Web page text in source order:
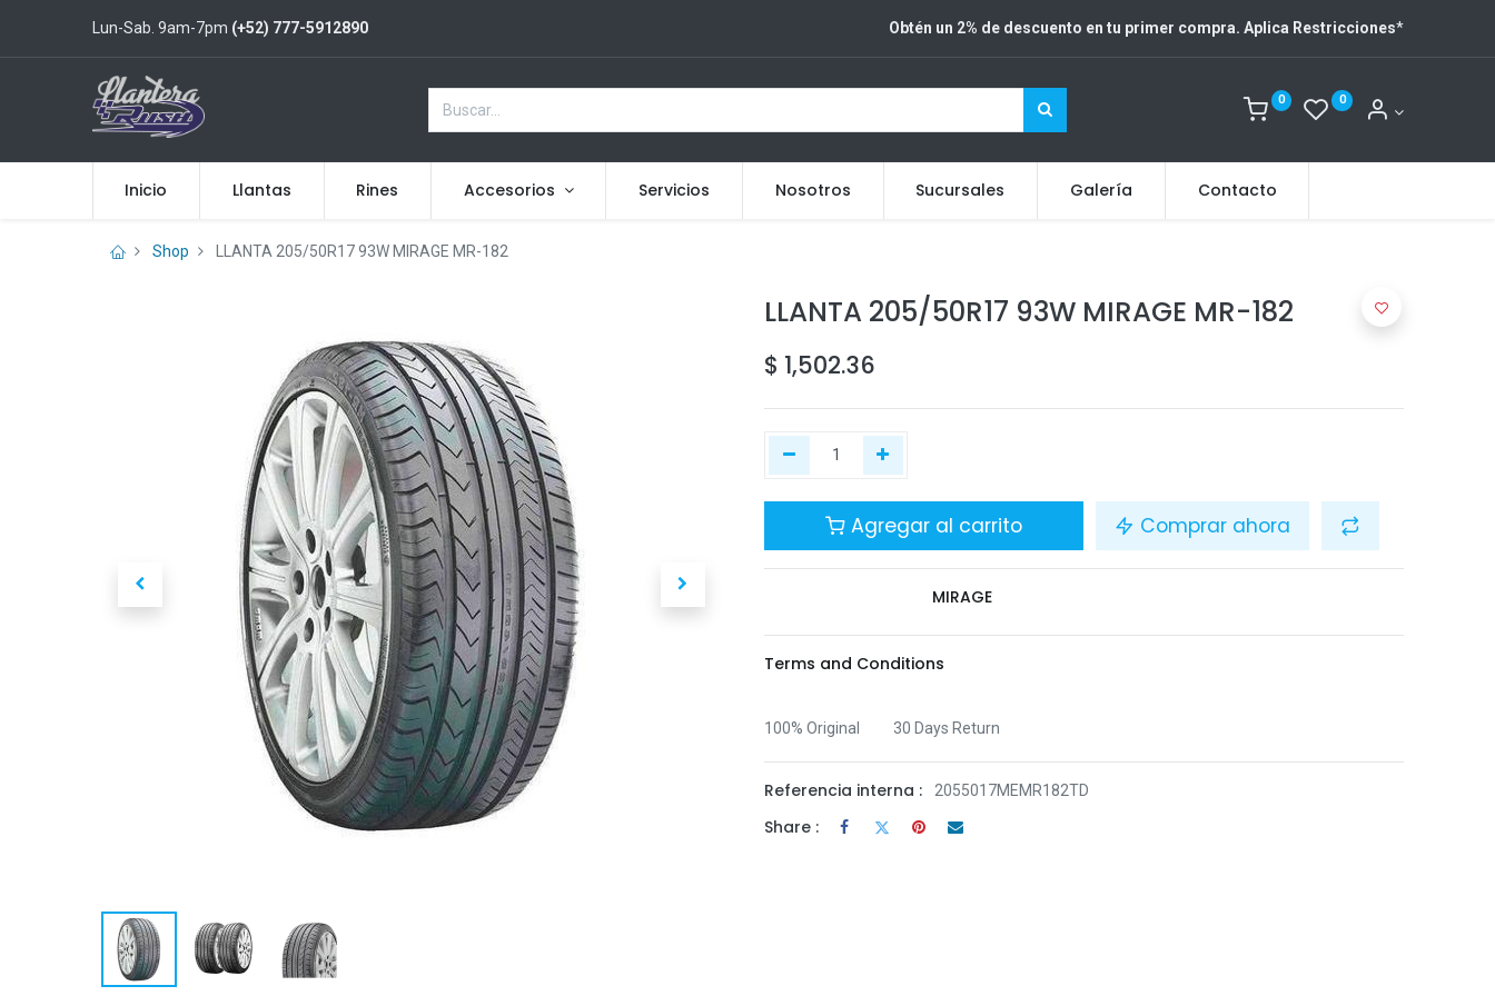
Lun-Sab. 9am-7pm (+52) 777-5912890 Obtén un 2% de descuento en tu primer compra. Aplica Restricciones*
0 0
Inicio Llantas Rines Accesorios Servicios Nosotros Sucursales Galería Contacto
Shop LLANTA 205/50R17 93W MIRAGE MR-182
LLANTA 205/50R17 93W MIRAGE MR-182
$ 1,502.36
Agregar al carrito Comprar ahora
MIRAGE
Terms and Conditions
100% Original 30 Days Return
Referencia interna : 2055017MEMR182TD
Share :